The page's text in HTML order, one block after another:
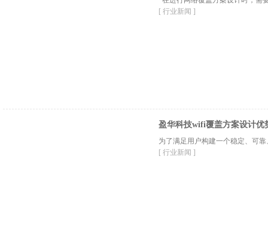
[ 行业新闻 ]
盈华科技wifi覆盖方案设计优
为了满足用户构建一个稳定、可
[ 行业新闻 ]